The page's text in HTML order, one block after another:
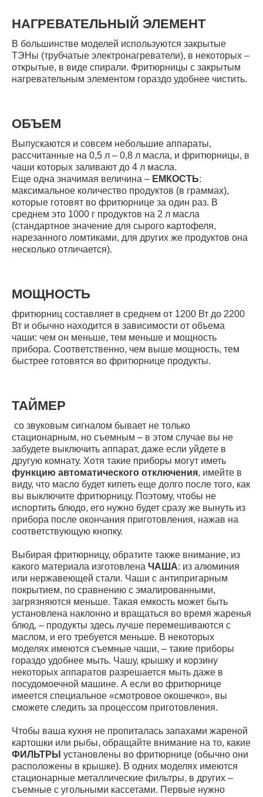
НАГРЕВАТЕЛЬНЫЙ ЭЛЕМЕНТ
В большинстве моделей используются закрытые
ТЭНы (трубчатые электронагреватели), в некоторых –
открытые, в виде спирали. Фритюрницы с закрытым
нагревательным элементом гораздо удобнее чистить.
ОБЪЕМ
Выпускаются и совсем небольшие аппараты,
рассчитанные на 0,5 л – 0,8 л масла, и фритюрницы, в
чаши которых заливают до 4 л масла.
Еще одна значимая величина – ЕМКОСТЬ:
максимальное количество продуктов (в граммах),
которые готовят во фритюрнице за один раз. В
среднем это 1000 г продуктов на 2 л масла
(стандартное значение для сырого картофеля,
нарезанного ломтиками, для других же продуктов она
несколько отличается).
МОЩНОСТЬ
фритюрниц составляет в среднем от 1200 Вт до 2200
Вт и обычно находится в зависимости от объема
чаши: чем он меньше, тем меньше и мощность
прибора. Соответственно, чем выше мощность, тем
быстрее готовятся во фритюрнице продукты.
ТАЙМЕР
со звуковым сигналом бывает не только
стационарным, но съемным – в этом случае вы не
забудете выключить аппарат, даже если уйдете в
другую комнату. Хотя такие приборы могут иметь
функцию автоматического отключения, имейте в
виду, что масло будет кипеть еще долго после того, как
вы выключите фритюрницу. Поэтому, чтобы не
испортить блюдо, его нужно будет сразу же вынуть из
прибора после окончания приготовления, нажав на
соответствующую кнопку.
Выбирая фритюрницу, обратите также внимание, из
какого материала изготовлена ЧАША: из алюминия
или нержавеющей стали. Чаши с антипригарным
покрытием, по сравнению с эмалированными,
загрязняются меньше. Такая емкость может быть
установлена наклонно и вращаться во время жаренья
блюд, – продукты здесь лучше перемешиваются с
маслом, и его требуется меньше. В некоторых
моделях имеются съемные чаши, – такие приборы
гораздо удобнее мыть. Чашу, крышку и корзину
некоторых аппаратов разрешается мыть даже в
посудомоечной машине. А если во фритюрнице
имеется специальное «смотровое окошечко», вы
сможете следить за процессом приготовления.
Чтобы ваша кухня не пропиталась запахами жареной
картошки или рыбы, обращайте внимание на то, какие
ФИЛЬТРЫ установлены во фритюрнице (обычно они
расположены в крышке). В одних моделях имеются
стационарные металлические фильтры, в других –
съемные с угольными кассетами. Первые нужно